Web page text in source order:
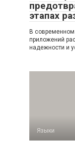
этапах
В современном
приложений
надежности и
Языки